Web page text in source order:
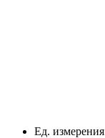
Ед. измерения